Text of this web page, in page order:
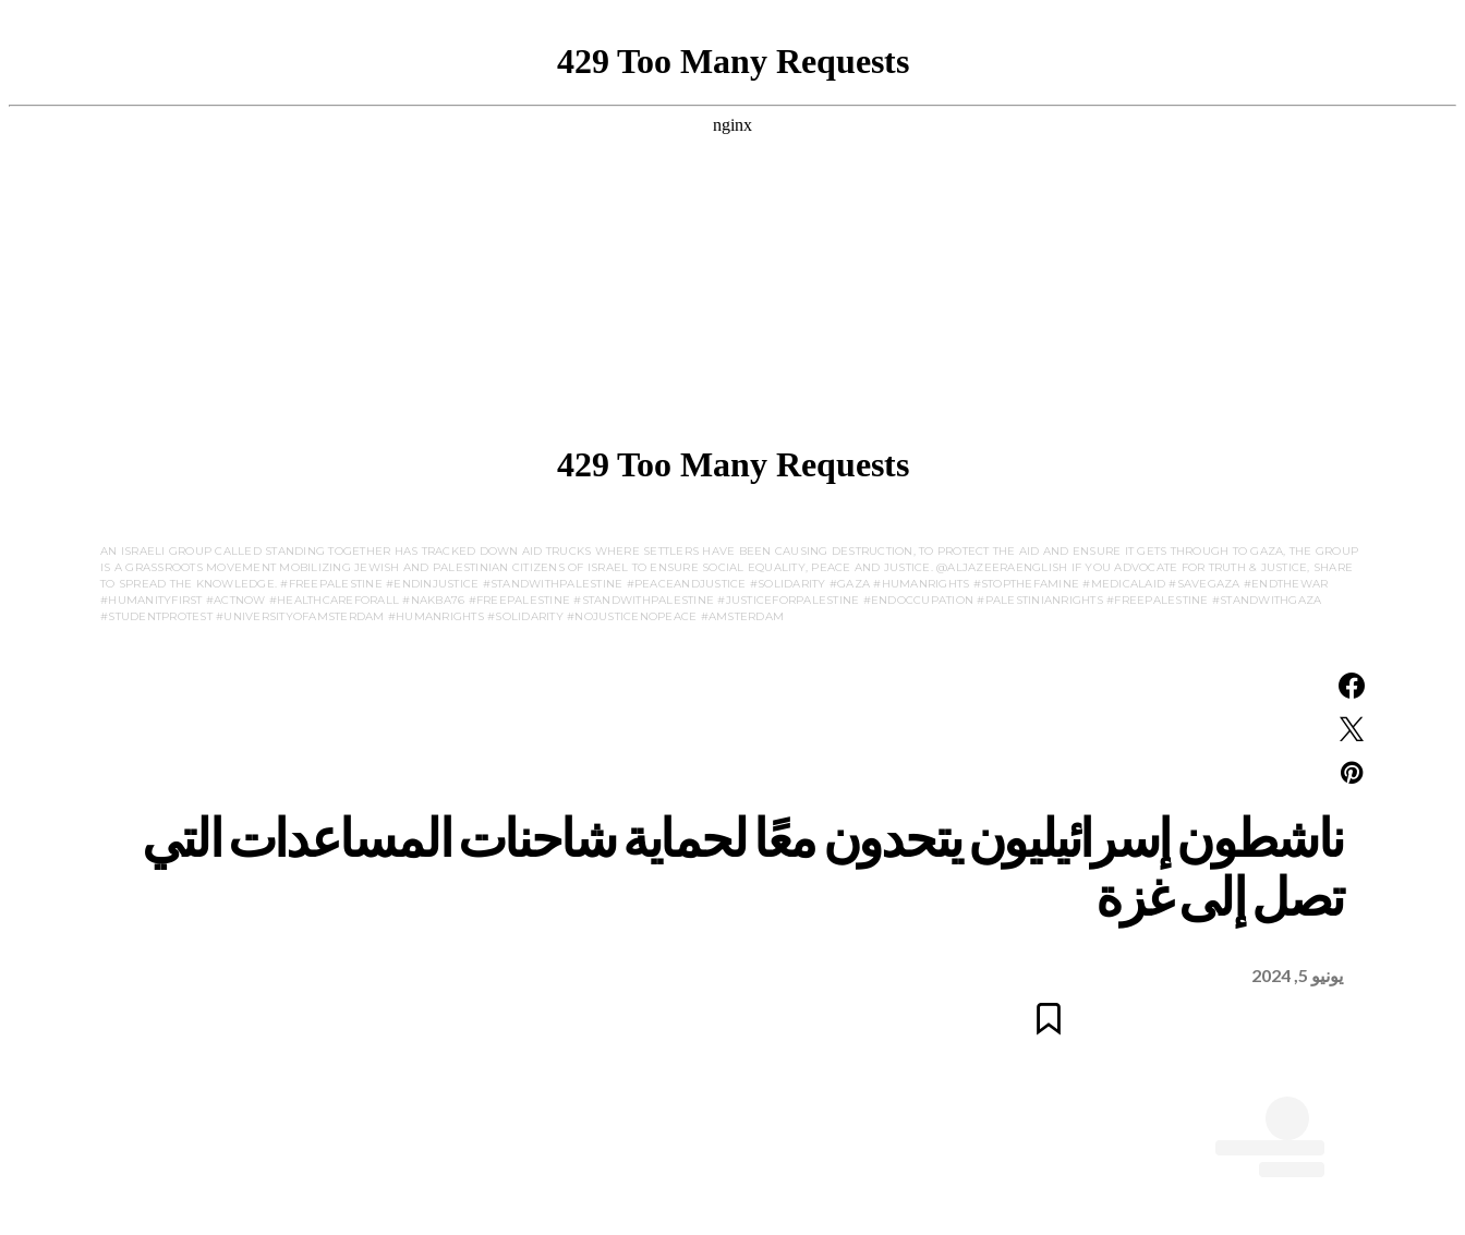
AN ISRAELI GROUP CALLED STANDING TOGETHER HAS TRACKED DOWN AID TRUCKS WHERE SETTLERS HAVE BEEN CAUSING DESTRUCTION, TO PROTECT THE AID AND ENSURE IT GETS THROUGH TO GAZA, THE GROUP
IS A GRASSROOTS MOVEMENT MOBILIZING JEWISH AND PALESTINIAN CITIZENS OF ISRAEL TO ENSURE SOCIAL EQUALITY, PEACE AND JUSTICE. @ALJAZEERAENGLISH IF YOU ADVOCATE FOR TRUTH & JUSTICE, SHARE
TO SPREAD THE KNOWLEDGE. #FREEPALESTINE #ENDINJUSTICE #STANDWITHPALESTINE #PEACEANDJUSTICE #SOLIDARITY #GAZA #HUMANRIGHTS #STOPTHEFAMINE #MEDICALAID #SAVEGAZA #ENDTHEWAR
#HUMANITYFIRST #ACTNOW #HEALTHCAREFORALL #NAKBA76 #FREEPALESTINE #STANDWITHPALESTINE #JUSTICEFORPALESTINE #ENDOCCUPATION #PALESTINIANRIGHTS #FREEPALESTINE #STANDWITHGAZA
#STUDENTPROTEST #UNIVERSITYOFAMSTERDAM #HUMANRIGHTS #SOLIDARITY #NOJUSTICENOPEACE #AMSTERDAM
ناشطون إسرائيليون يتحدون معًا لحماية شاحنات المساعدات التي
تصل إلى غزة
يونيو 5, 2024